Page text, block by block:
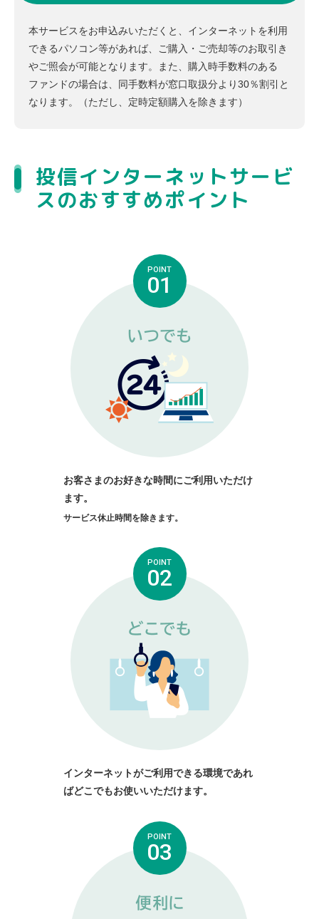
本サービスをお申込みいただくと、インターネットを利用
できるパソコン等があれば、ご購入・ご売却等のお取引き
やご照会が可能となります。また、購入時手数料のある
ファンドの場合は、同手数料が窓口取扱分より30％割引と
なります。（ただし、定時定額購入を除きます）
投信インターネットサービ
スのおすすめポイント
POINT
01
お客さまのお好きな時間にご利用いただけ
ます。
サービス休止時間を除きます。
POINT
02
インターネットがご利用できる環境であれ
ばどこでもお使いいただけます。
POINT
03